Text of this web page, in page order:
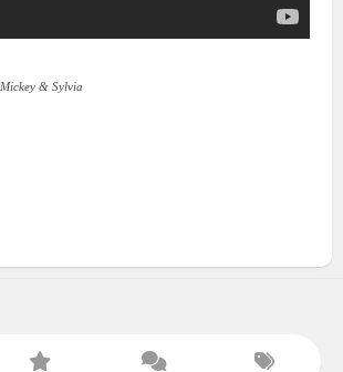
Mickey & Sylvia